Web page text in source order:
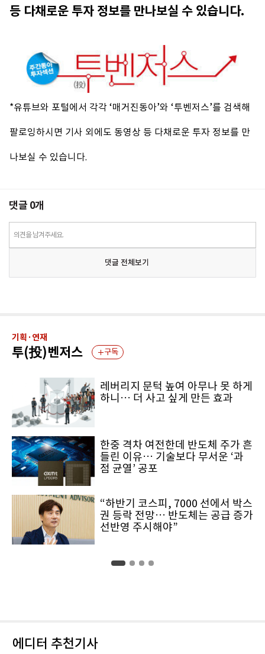
등 다채로운 투자 정보를 만나보실 수 있습니다.
*유튜브와 포털에서 각각 ‘매거진동아’와 ‘투벤저스’를 검색해
팔로잉하시면 기사 외에도 동영상 등 다채로운 투자 정보를 만
나보실 수 있습니다.
댓글 0개
의견을 남겨주세요.
댓글 전체보기
기획·연재
투(投)벤저스 구독
레버리지 문턱 높여 아무나 못 하게
하니… 더 사고 싶게 만든 효과
한중 격차 여전한데 반도체 주가 흔
들린 이유… 기술보다 무서운 ‘과
점 균열’ 공포
“하반기 코스피, 7000 선에서 박스
권 등락 전망… 반도체는 공급 증가
선반영 주시해야”
에디터 추천기사